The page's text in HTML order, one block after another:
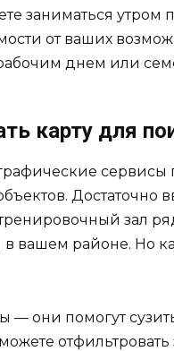
заниматься
от ваших
днем или
карту для
Достаточно
зал
вашем районе. Но
— они помогут